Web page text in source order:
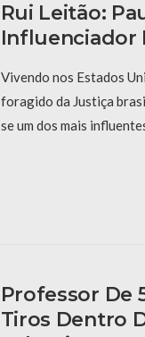
Rui Leitão:
Influenciador
Vivendo nos Estados
foragido da Justiça
se um dos mais
Professor De
Tiros Dentro